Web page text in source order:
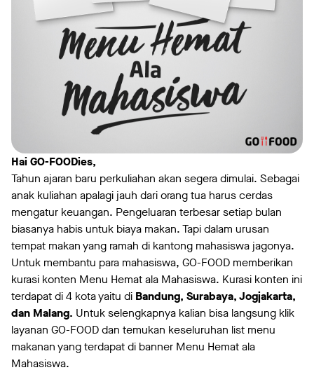
Hai GO-FOODies,
Tahun ajaran baru perkuliahan akan segera dimulai. Sebagai
anak kuliahan apalagi jauh dari orang tua harus cerdas
mengatur keuangan. Pengeluaran terbesar setiap bulan
biasanya habis untuk biaya makan. Tapi dalam urusan
tempat makan yang ramah di kantong mahasiswa jagonya.
Untuk membantu para mahasiswa, GO-FOOD memberikan
kurasi konten Menu Hemat ala Mahasiswa. Kurasi konten ini
terdapat di 4 kota yaitu di Bandung, Surabaya, Jogjakarta,
dan Malang. Untuk selengkapnya kalian bisa langsung klik
layanan GO-FOOD dan temukan keseluruhan list menu
makanan yang terdapat di banner Menu Hemat ala
Mahasiswa.